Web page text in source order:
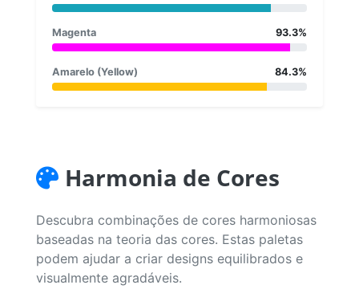
Magenta 93.3%
Amarelo (Yellow) 84.3%
Harmonia de Cores
Descubra combinações de cores harmoniosas
baseadas na teoria das cores. Estas paletas
podem ajudar a criar designs equilibrados e
visualmente agradáveis.